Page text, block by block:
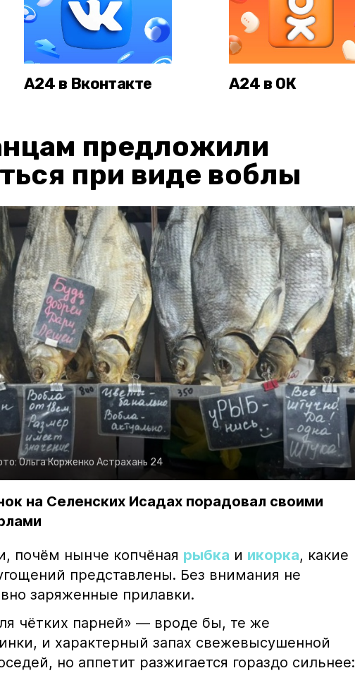
А24 в Вконтакте А24 в ОК
предложили
при виде воблы
Ольга Корженко Астрахань 24
на Селенских Исадах порадовал своими
почём нынче копчёная рыбка и икорка, какие
представлены. Без внимания не
заряженные прилавки.
чётких парней» — вроде бы, те же
и характерный запах свежевысушенной
но аппетит разжигается гораздо сильнее: